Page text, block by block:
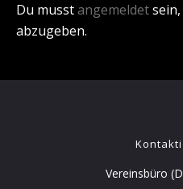
Du musstangemeldet
abzugeben.
Vereinsbüro